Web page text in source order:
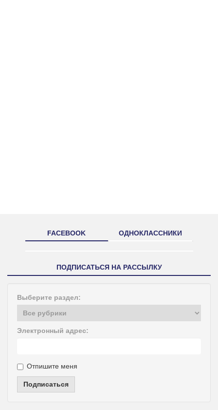
FACEBOOK ОДНОКЛАССНИКИ
ПОДПИСАТЬСЯ НА РАССЫЛКУ
Выберите раздел:
Электронный адрес:
Отпишите меня
Подписаться